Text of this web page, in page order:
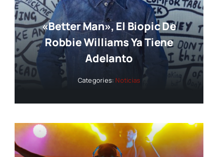
«Better Man», El Biopic De
Robbie Williams Ya Tiene
Adelanto
Categories: Noticias